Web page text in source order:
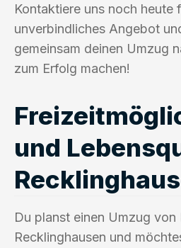
Kontaktiere uns noch heute
unverbindliches Angebot
gemeinsam deinen Umzug
zum Erfolg machen!
und
Du planst einen Umzug von
Recklinghausen und